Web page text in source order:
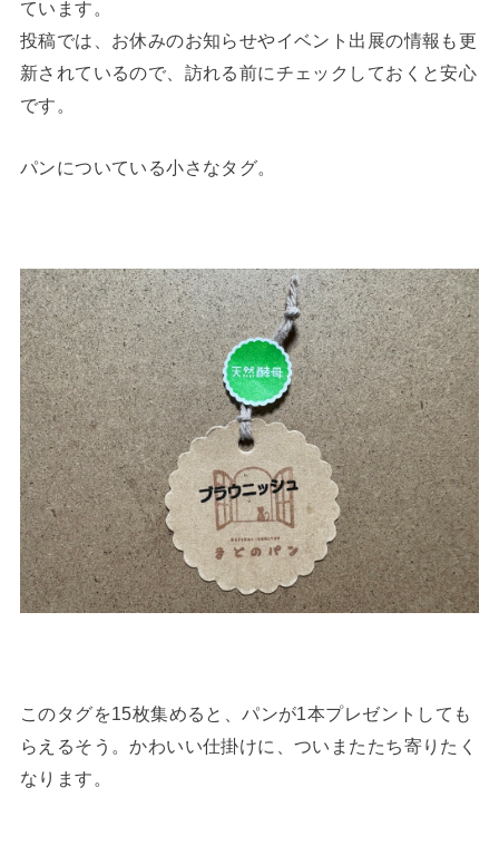
ています。
投稿では、お休みのお知らせやイベント出展の情報も更
新されているので、訪れる前にチェックしておくと安心
です。
パンについている小さなタグ。
このタグを15枚集めると、パンが1本プレゼントしても
らえるそう。かわいい仕掛けに、ついまたたち寄りたく
なります。